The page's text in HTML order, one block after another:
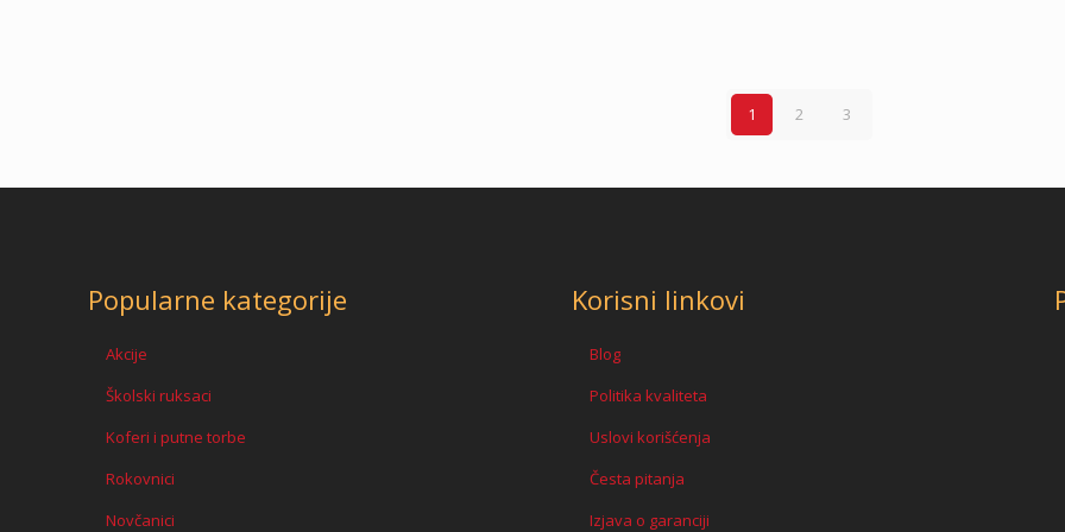
1 2 3
Popularne kategorije
Akcije
Školski ruksaci
Koferi i putne torbe
Rokovnici
Novčanici
Korisni linkovi
Blog
Politika kvaliteta
Uslovi korišćenja
Česta pitanja
Izjava o garanciji